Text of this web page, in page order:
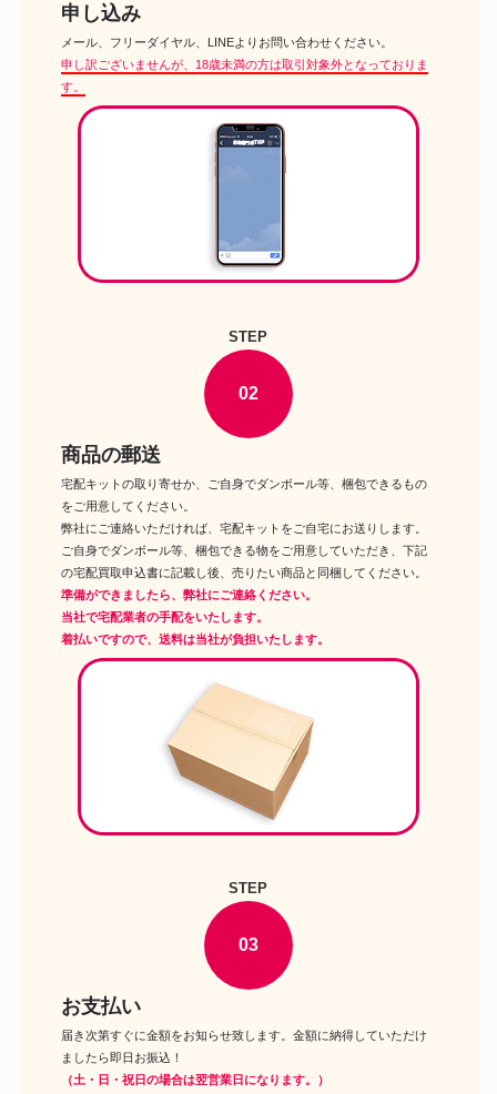
申し込み
メール、フリーダイヤル、LINEよりお問い合わせください。
申し訳ございませんが、18歳未満の方は取引対象外となっておりま
す。
STEP
02
商品の郵送
宅配キットの取り寄せか、ご自身でダンボール等、梱包できるもの
をご用意してください。
弊社にご連絡いただければ、宅配キットをご自宅にお送りします。
ご自身でダンボール等、梱包できる物をご用意していただき、下記
の宅配買取申込書に記載し後、売りたい商品と同梱してください。
準備ができましたら、弊社にご連絡ください。
当社で宅配業者の手配をいたします。
着払いですので、送料は当社が負担いたします。
STEP
03
お支払い
届き次第すぐに金額をお知らせ致します。金額に納得していただけ
ましたら即日お振込！
（土・日・祝日の場合は翌営業日になります。）